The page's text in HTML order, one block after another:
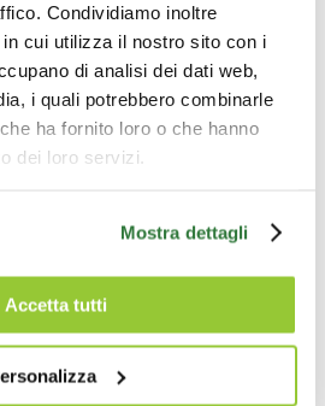
Condividiamo inoltre
cui utilizza il nostro sito con i
di analisi dei dati web,
i quali potrebbero combinarle
ha fornito loro o che hanno
dei loro servizi.
Mostra dettagli
Accetta tutti
anche una
di crowdfunding
GoFundMe,
DONA ORA:
cieca metodo
classico:
Quattro